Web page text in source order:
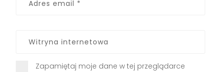
Zapamiętaj moje dane w tej przeglądarce